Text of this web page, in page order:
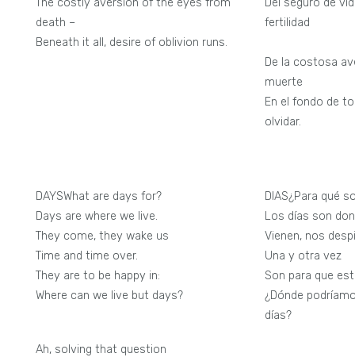
The costly aversion of the eyes from
death –
Beneath it all, desire of oblivion runs.
Del seguro de
fertilidad
De la costosa
En el fondo de
olvidar.
DAYSWhat are days for?
Days are where we live.
They come, they wake us
Time and time over.
They are to be happy in:
Where can we live but days?
Ah, solving that question
DIAS¿Para qué
Los días son
Vienen, nos
Una y otra vez
Son para que
¿Dónde
días?